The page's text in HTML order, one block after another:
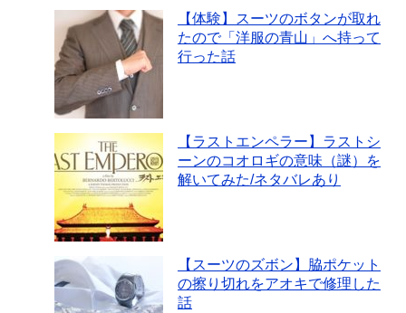
【体験】スーツのボタンが取れ
たので「洋服の青山」へ持って
行った話
【ラストエンペラー】ラストシ
ーンのコオロギの意味（謎）を
解いてみた/ネタバレあり
【スーツのズボン】脇ポケット
の擦り切れをアオキで修理した
話